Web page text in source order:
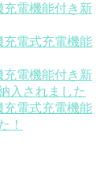
充電機能付き 新
充電式充電機能
充電機能付き 新
入されました
充電式充電機能
！